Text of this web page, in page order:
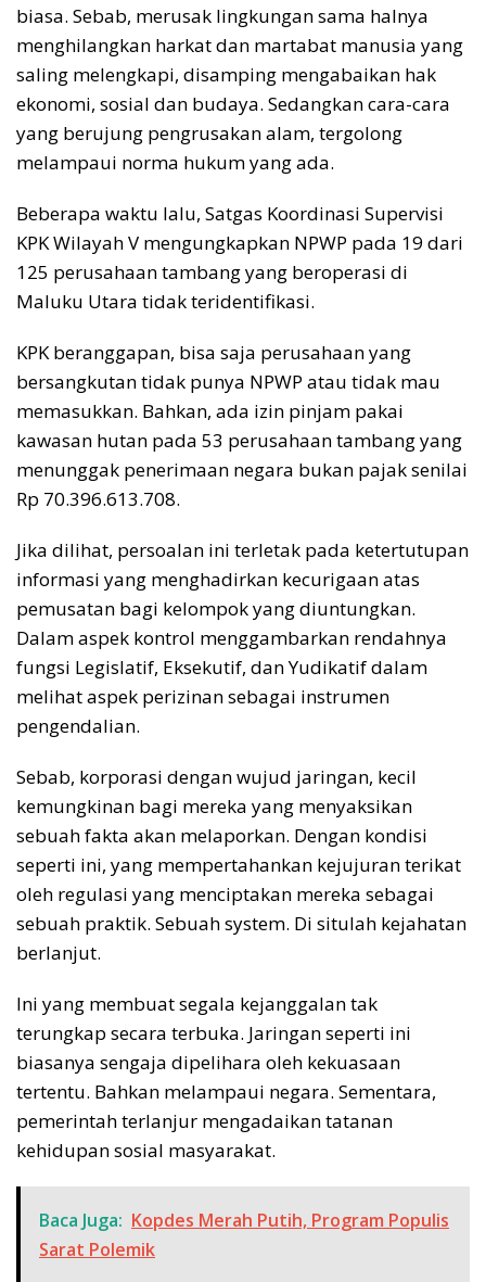
biasa. Sebab, merusak lingkungan sama halnya
menghilangkan harkat dan martabat manusia yang
saling melengkapi, disamping mengabaikan hak
ekonomi, sosial dan budaya. Sedangkan cara-cara
yang berujung pengrusakan alam, tergolong
melampaui norma hukum yang ada.
Beberapa waktu lalu, Satgas Koordinasi Supervisi
KPK Wilayah V mengungkapkan NPWP pada 19 dari
125 perusahaan tambang yang beroperasi di
Maluku Utara tidak teridentifikasi.
KPK beranggapan, bisa saja perusahaan yang
bersangkutan tidak punya NPWP atau tidak mau
memasukkan. Bahkan, ada izin pinjam pakai
kawasan hutan pada 53 perusahaan tambang yang
menunggak penerimaan negara bukan pajak senilai
Rp 70.396.613.708.
Jika dilihat, persoalan ini terletak pada ketertutupan
informasi yang menghadirkan kecurigaan atas
pemusatan bagi kelompok yang diuntungkan.
Dalam aspek kontrol menggambarkan rendahnya
fungsi Legislatif, Eksekutif, dan Yudikatif dalam
melihat aspek perizinan sebagai instrumen
pengendalian.
Sebab, korporasi dengan wujud jaringan, kecil
kemungkinan bagi mereka yang menyaksikan
sebuah fakta akan melaporkan. Dengan kondisi
seperti ini, yang mempertahankan kejujuran terikat
oleh regulasi yang menciptakan mereka sebagai
sebuah praktik. Sebuah system. Di situlah kejahatan
berlanjut.
Ini yang membuat segala kejanggalan tak
terungkap secara terbuka. Jaringan seperti ini
biasanya sengaja dipelihara oleh kekuasaan
tertentu. Bahkan melampaui negara. Sementara,
pemerintah terlanjur mengadaikan tatanan
kehidupan sosial masyarakat.
Baca Juga: Kopdes Merah Putih, Program Populis
Sarat Polemik